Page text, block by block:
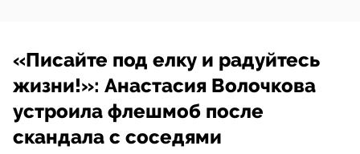
«Писайте под елку и радуйтесь
жизни!»: Анастасия Волочкова
устроила флешмоб после
скандала с соседями